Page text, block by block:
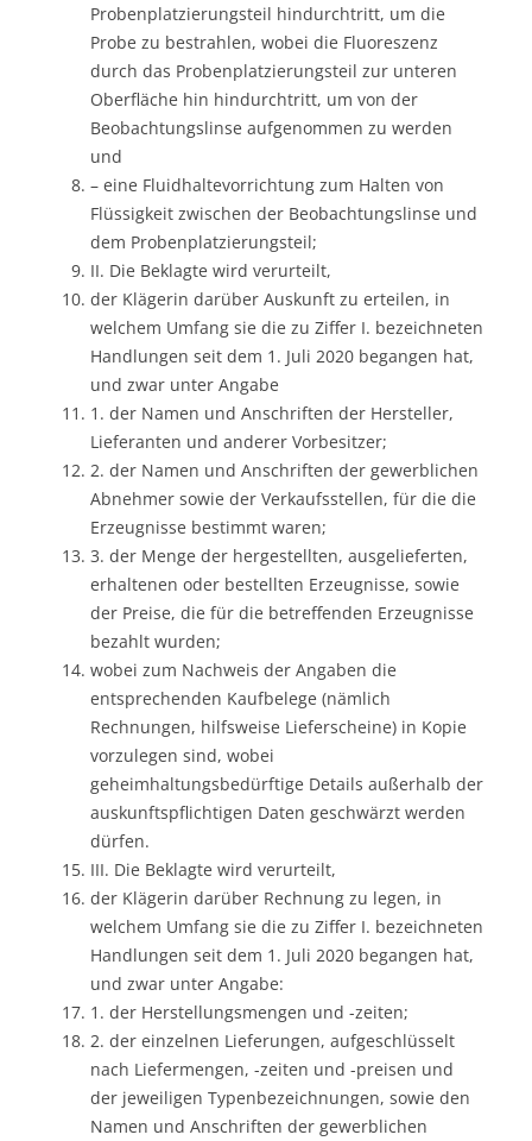
Probenplatzierungsteil hindurchtritt, um die
Probe zu bestrahlen, wobei die Fluoreszenz
durch das Probenplatzierungsteil zur unteren
Oberfläche hin hindurchtritt, um von der
Beobachtungslinse aufgenommen zu werden
und
– eine Fluidhaltevorrichtung zum Halten von
Flüssigkeit zwischen der Beobachtungslinse und
dem Probenplatzierungsteil;
II. Die Beklagte wird verurteilt,
der Klägerin darüber Auskunft zu erteilen, in
welchem Umfang sie die zu Ziffer I. bezeichneten
Handlungen seit dem 1. Juli 2020 begangen hat,
und zwar unter Angabe
1. der Namen und Anschriften der Hersteller,
Lieferanten und anderer Vorbesitzer;
2. der Namen und Anschriften der gewerblichen
Abnehmer sowie der Verkaufsstellen, für die die
Erzeugnisse bestimmt waren;
3. der Menge der hergestellten, ausgelieferten,
erhaltenen oder bestellten Erzeugnisse, sowie
der Preise, die für die betreffenden Erzeugnisse
bezahlt wurden;
wobei zum Nachweis der Angaben die
entsprechenden Kaufbelege (nämlich
Rechnungen, hilfsweise Lieferscheine) in Kopie
vorzulegen sind, wobei
geheimhaltungsbedürftige Details außerhalb der
auskunftspflichtigen Daten geschwärzt werden
dürfen.
III. Die Beklagte wird verurteilt,
der Klägerin darüber Rechnung zu legen, in
welchem Umfang sie die zu Ziffer I. bezeichneten
Handlungen seit dem 1. Juli 2020 begangen hat,
und zwar unter Angabe:
1. der Herstellungsmengen und -zeiten;
2. der einzelnen Lieferungen, aufgeschlüsselt
nach Liefermengen, -zeiten und -preisen und
der jeweiligen Typenbezeichnungen, sowie den
Namen und Anschriften der gewerblichen